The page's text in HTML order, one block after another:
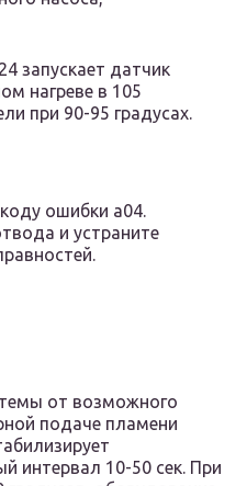
запускает датчик
нагреве в 105
при 90-95 градусах.
ошибки a04.
и устраните
от возможного
подаче пламени
интервал 10-50 сек. При